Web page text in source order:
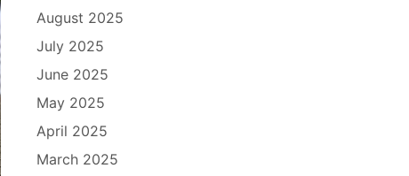
August 2025
July 2025
June 2025
May 2025
April 2025
March 2025